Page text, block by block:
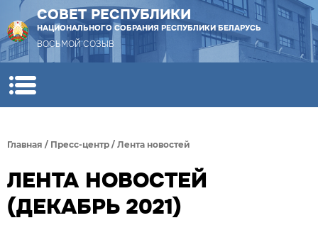
СОВЕТ РЕСПУБЛИКИ
НАЦИОНАЛЬНОГО СОБРАНИЯ РЕСПУБЛИКИ БЕЛАРУСЬ
ВОСЬМОЙ СОЗЫВ
Главная / Пресс-центр / Лента новостей
ЛЕНТА НОВОСТЕЙ
(ДЕКАБРЬ 2021)